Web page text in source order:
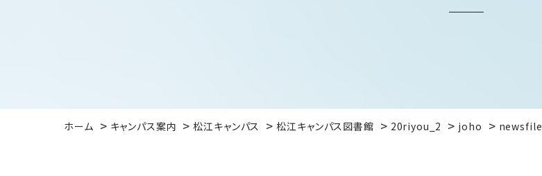
ホーム キャンパス案内 松江キャンパス 松江キャンパス図書館 20riyou_2 joho newsfile